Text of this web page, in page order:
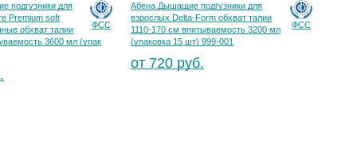
ФСС
подгузники для
Premium soft
обхват талии
3600 мл (упак
ФСС
Абена Дышащие подгузники для
взрослых Delta-Form обхват талии
1110-170 см впитываемость 3200 мл
(упаковка 15 шт) 999-001
от 720 руб.